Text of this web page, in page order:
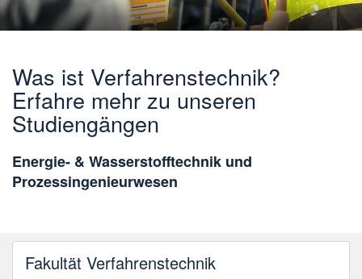
Was ist Verfahrenstechnik?
Erfahre mehr zu unseren
Studiengängen
Energie- & Wasserstofftechnik und
Prozessingenieurwesen
Fakultät Verfahrenstechnik